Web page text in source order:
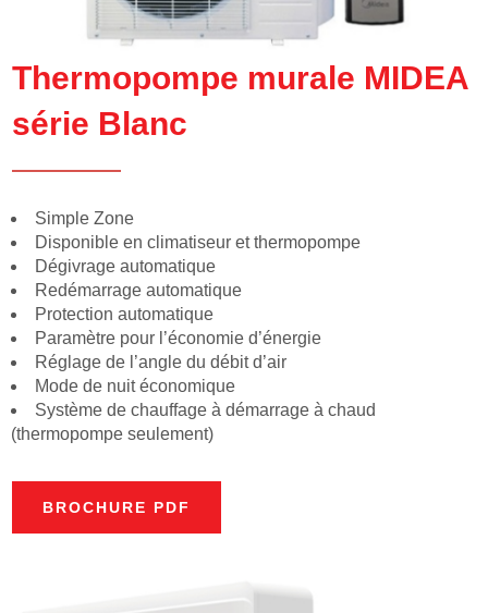
Thermopompe murale MIDEA
série Blanc
Simple Zone
Disponible en climatiseur et thermopompe
Dégivrage automatique
Redémarrage automatique
Protection automatique
Paramètre pour l’économie d’énergie
Réglage de l’angle du débit d’air
Mode de nuit économique
Système de chauffage à démarrage à chaud
(thermopompe seulement)
BROCHURE PDF